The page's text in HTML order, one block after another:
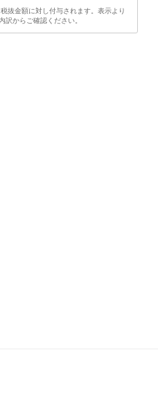
抜金額に対し付与されます。表示より
訳からご確認ください。